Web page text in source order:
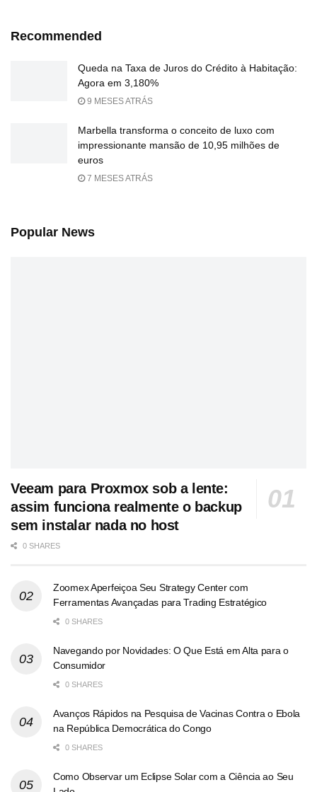
Recommended
Queda na Taxa de Juros do Crédito à Habitação:
Agora em 3,180%
9 MESES ATRÁS
Marbella transforma o conceito de luxo com
impressionante mansão de 10,95 milhões de
euros
7 MESES ATRÁS
Popular News
Veeam para Proxmox sob a lente:
assim funciona realmente o backup
sem instalar nada no host
0 SHARES
Zoomex Aperfeiçoa Seu Strategy Center com
Ferramentas Avançadas para Trading Estratégico
0 SHARES
Navegando por Novidades: O Que Está em Alta para o
Consumidor
0 SHARES
Avanços Rápidos na Pesquisa de Vacinas Contra o Ebola
na República Democrática do Congo
0 SHARES
Como Observar um Eclipse Solar com a Ciência ao Seu